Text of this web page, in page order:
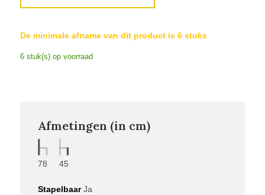
De minimale afname van dit product is 6 stuks
6 stuk(s) op voorraad
Afmetingen (in cm)
78 45
StapelbaarJa